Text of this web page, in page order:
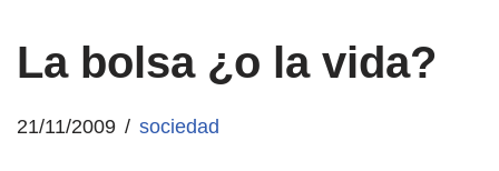
La bolsa ¿o la vida?
21/11/2009 sociedad